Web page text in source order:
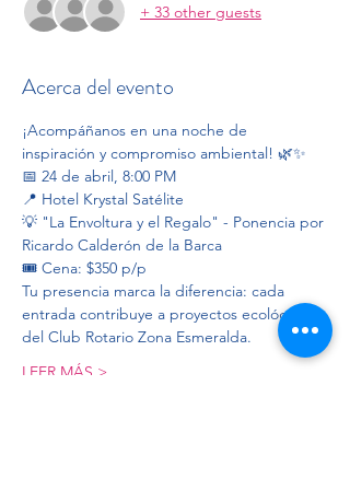
+ 33 other guests
Acerca del evento
¡Acompáñanos en una noche de
inspiración y compromiso ambiental! 🌿✨
📅 24 de abril, 8:00 PM
📍 Hotel Krystal Satélite
💡 "La Envoltura y el Regalo" - Ponencia por
Ricardo Calderón de la Barca
🎟️ Cena: $350 p/p
Tu presencia marca la diferencia: cada
entrada contribuye a proyectos ecológicos
del Club Rotario Zona Esmeralda.
LEER MÁS >